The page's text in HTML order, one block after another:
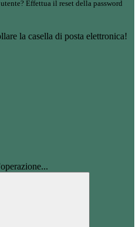
Effettua il reset della password
la casella di posta elettronica!